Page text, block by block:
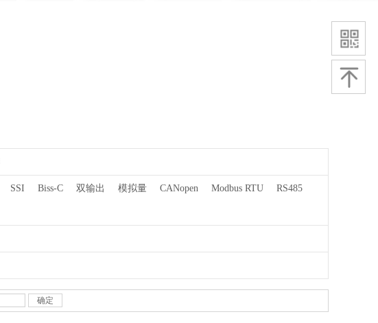
SSI Biss-C 双输出 模拟量 CANopen Modbus RTU RS485
确定